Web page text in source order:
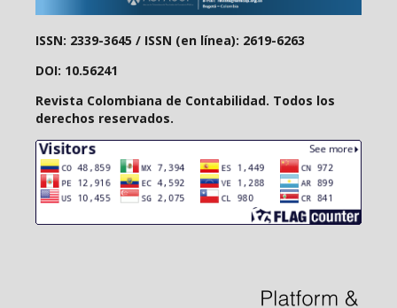
ISSN: 2339-3645 / ISSN (en línea): 2619-6263
DOI: 10.56241
Revista Colombiana de Contabilidad. Todos los
derechos reservados.